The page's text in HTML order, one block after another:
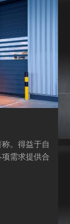
。得益于自
需求提供合